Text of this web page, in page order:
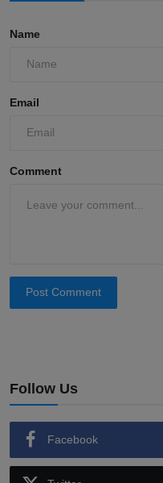
Name
Email
Comment
Post Comment
Follow Us
Facebook